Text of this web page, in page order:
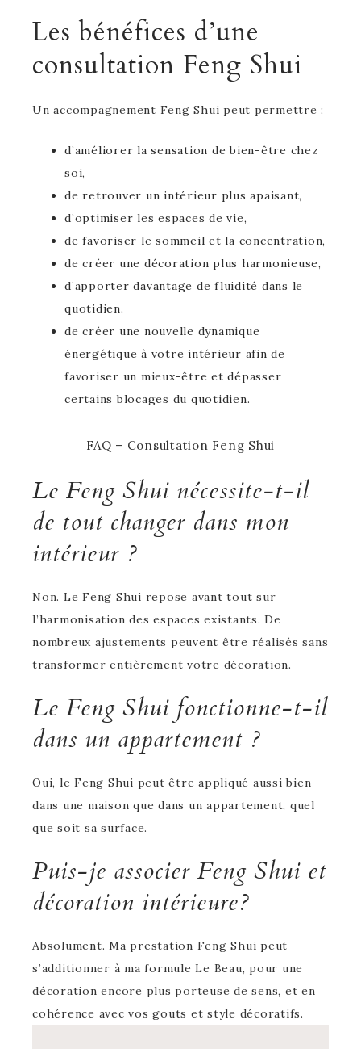
Les bénéfices d’une
consultation Feng Shui
Un accompagnement Feng Shui peut permettre :
d’améliorer la sensation de bien-être chez
soi,
de retrouver un intérieur plus apaisant,
d’optimiser les espaces de vie,
de favoriser le sommeil et la concentration,
de créer une décoration plus harmonieuse,
d’apporter davantage de fluidité dans le
quotidien.
de créer une nouvelle dynamique
énergétique à votre intérieur afin de
favoriser un mieux-être et dépasser
certains blocages du quotidien.
FAQ – Consultation Feng Shui
Le Feng Shui nécessite-t-il
de tout changer dans mon
intérieur ?
Non. Le Feng Shui repose avant tout sur
l’harmonisation des espaces existants. De
nombreux ajustements peuvent être réalisés sans
transformer entièrement votre décoration.
Le Feng Shui fonctionne-t-il
dans un appartement ?
Oui, le Feng Shui peut être appliqué aussi bien
dans une maison que dans un appartement, quel
que soit sa surface.
Puis-je associer Feng Shui et
décoration intérieure?
Absolument. Ma prestation Feng Shui peut
s’additionner à ma formule Le Beau, pour une
décoration encore plus porteuse de sens, et en
cohérence avec vos gouts et style décoratifs.